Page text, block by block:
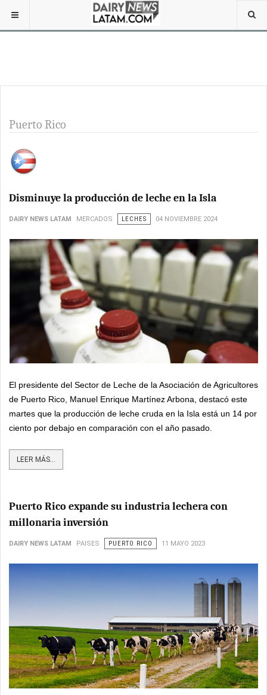
Puerto Rico
Disminuye la producción de leche en la Isla
DAIRY NEWS LATAM MERCADOS LECHES 04 NOVIEMBRE 2024
El presidente del Sector de Leche de la Asociación de Agricultores
de Puerto Rico, Manuel Enrique Martínez Arbona, destacó este
martes que la producción de leche cruda en la Isla está un 14 por
ciento por debajo en comparación con el año pasado.
LEER MÁS...
Puerto Rico expande su industria lechera con
millonaria inversión
DAIRY NEWS LATAM PAISES PUERTO RICO 11 MAYO 2023